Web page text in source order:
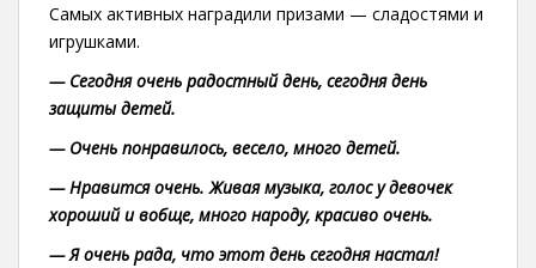
Самых активных наградили призами — сладостями и
игрушками.
— Сегодня очень радостный день, сегодня день
защиты детей.
— Очень понравилось, весело, много детей.
— Нравится очень. Живая музыка, голос у девочек
хороший и вобще, много народу, красиво очень.
— Я очень рада, что этот день сегодня настал!